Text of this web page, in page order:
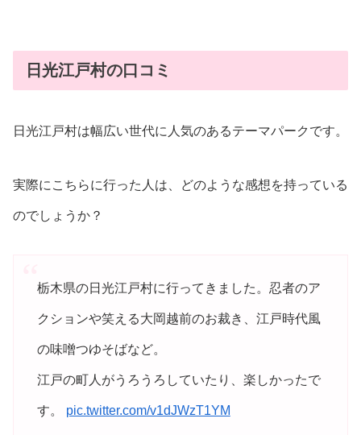
日光江戸村の口コミ
日光江戸村は幅広い世代に人気のあるテーマパークです。
実際にこちらに行った人は、どのような感想を持っている
のでしょうか？
栃木県の日光江戸村に行ってきました。忍者のア
クションや笑える大岡越前のお裁き、江戸時代風
の味噌つゆそばなど。
江戸の町人がうろうろしていたり、楽しかったで
す。 pic.twitter.com/v1dJWzT1YM